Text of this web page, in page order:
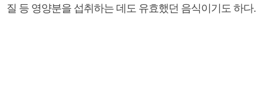
질 등 영양분을 섭취하는 데도 유효했던 음식이기도 하다.